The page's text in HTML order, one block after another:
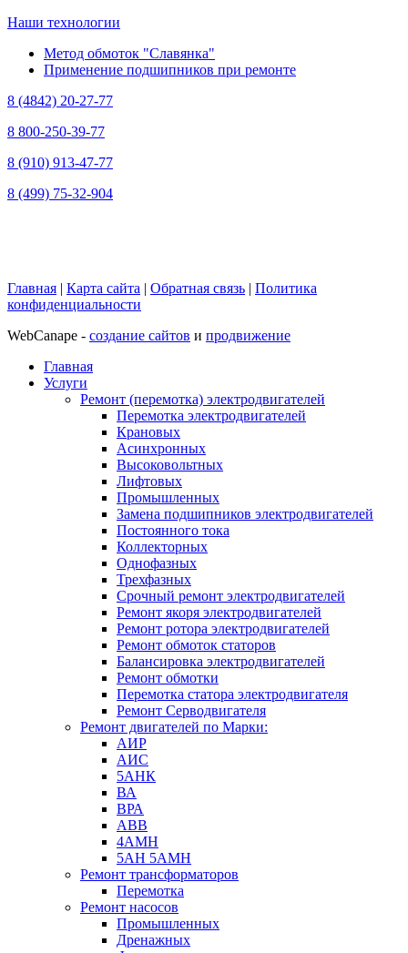
Наши технологии
Метод обмоток "Славянка"
Применение подшипников при ремонте
8 (4842) 20-27-77
8 800-250-39-77
8 (910) 913-47-77
8 (499) 75-32-904
Главная | Карта сайта | Обратная связь | Политика
конфиденциальности
WebCanape - создание сайтов и продвижение
Главная
Услуги
Ремонт (перемотка) электродвигателей
Перемотка электродвигателей
Крановых
Асинхронных
Высоковольтных
Лифтовых
Промышленных
Замена подшипников электродвигателей
Постоянного тока
Коллекторных
Однофазных
Трехфазных
Срочный ремонт электродвигателей
Ремонт якоря электродвигателей
Ремонт ротора электродвигателей
Ремонт обмоток статоров
Балансировка электродвигателей
Ремонт обмотки
Перемотка статора электродвигателя
Ремонт Серводвигателя
Ремонт двигателей по Марки:
АИР
АИС
5АНК
ВА
ВРА
ABB
4АМН
5АН 5АМН
Ремонт трансформаторов
Перемотка
Ремонт насосов
Промышленных
Дренажных